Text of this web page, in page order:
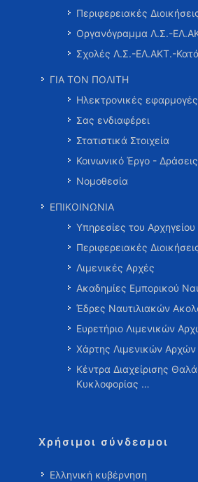
Περιφερειακές
Οργανόγραμμα Λ.Σ.-
Σχολές Λ.Σ.-ΕΛ.ΑΚΤ.-
ΓΙΑ ΤΟΝ ΠΟΛΙΤΗ
Ηλεκτρονικές εφαρμογές
Σας ενδιαφέρει
Στατιστικά Στοιχεία
Κοινωνικό Έργο - Δράσεις
Νομοθεσία
ΕΠΙΚΟΙΝΩΝΙΑ
Υπηρεσίες του
Περιφερειακές
Λιμενικές Αρχές
Ακαδημίες Εμπορικού
Έδρες Ναυτιλιακών
Ευρετήριο Λιμενικών
Χάρτης Λιμενικών Αρχών
Κέντρα Διαχείρισης
Κυκλοφορίας …
Χρήσιμοι σύνδεσμοι
Ελληνική κυβέρνηση